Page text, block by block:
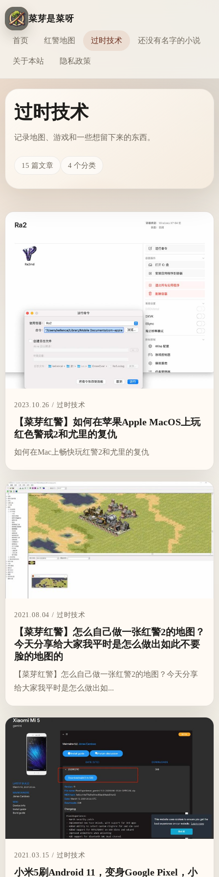
菜芽是菜呀
首页 红警地图 过时技术 还没有名字的小说
关于本站 隐私政策
过时技术
记录地图、游戏和一些想留下来的东西。
15 篇文章 4 个分类
2023.10.26 / 过时技术
【菜芽红警】如何在苹果Apple MacOS上玩
红色警戒2和尤里的复仇
如何在Mac上畅快玩红警2和尤里的复仇
2021.08.04 / 过时技术
【菜芽红警】怎么自己做一张红警2的地图？
今天分享给大家我平时是怎么做出如此不要
脸的地图的
【菜芽红警】怎么自己做一张红警2的地图？今天分享
给大家我平时是怎么做出如...
2021.03.15 / 过时技术
小米5刷Android 11，变身Google Pixel，小